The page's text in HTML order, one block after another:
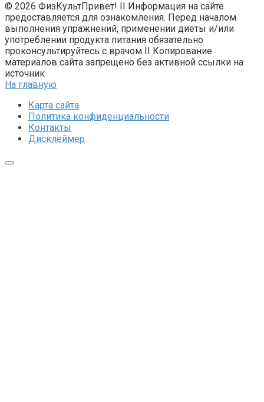
© 2026 ФизКультПривет! II Информация на сайте
предоставляется для ознакомления. Перед началом
выполнения упражнений, применении диеты и/или
употреблении продукта питания обязательно
проконсультируйтесь с врачом II Копирование
материалов сайта запрещено без активной ссылки на
источник
На главную
Карта сайта
Политика конфиденциальности
Контакты
Дисклеймер